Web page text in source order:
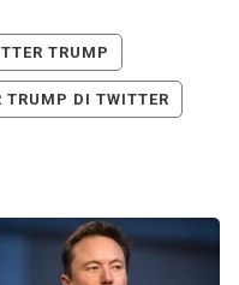
TRUMP
TRUMP DI TWITTER